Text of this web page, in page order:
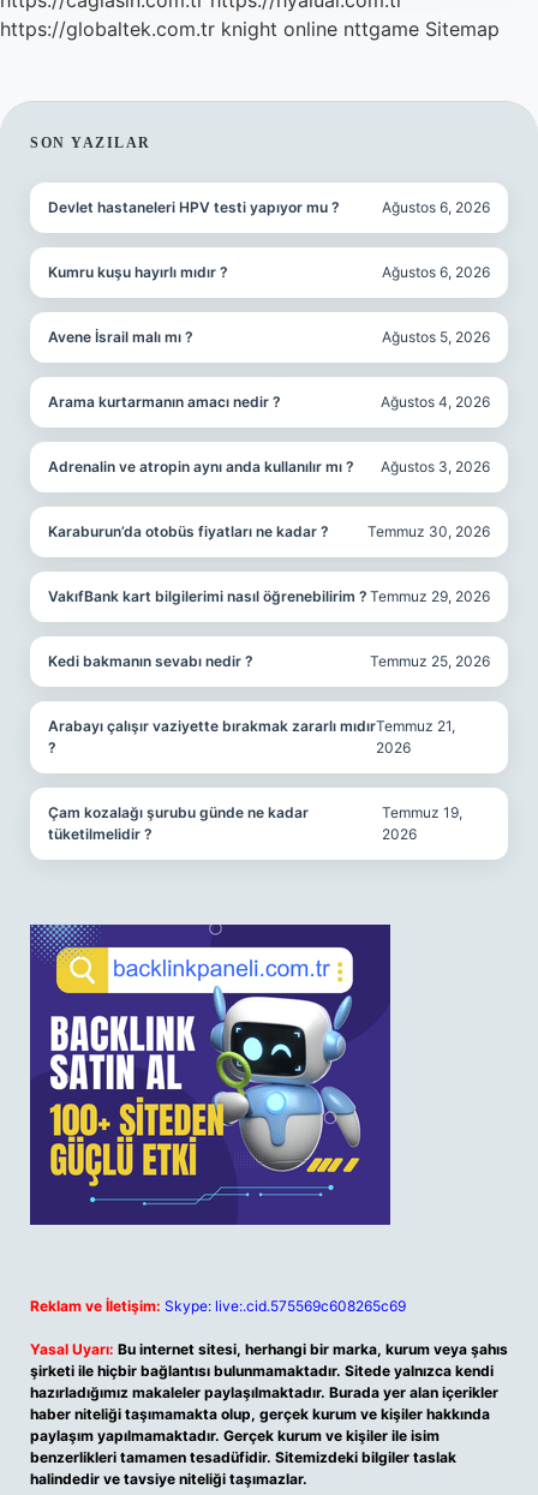
https://globaltek.com.tr knight online nttgame Sitemap
SIDEBAR
SON YAZILAR
Devlet hastaneleri HPV testi yapıyor mu ? Ağustos 6, 2026
Kumru kuşu hayırlı mıdır ? Ağustos 6, 2026
Avene İsrail malı mı ? Ağustos 5, 2026
Arama kurtarmanın amacı nedir ? Ağustos 4, 2026
Adrenalin ve atropin aynı anda kullanılır mı ? Ağustos 3, 2026
Karaburun’da otobüs fiyatları ne kadar ? Temmuz 30, 2026
VakıfBank kart bilgilerimi nasıl öğrenebilirim ? Temmuz 29, 2026
Kedi bakmanın sevabı nedir ? Temmuz 25, 2026
Arabayı çalışır vaziyette bırakmak zararlı mıdır
?
Temmuz 21,
2026
Çam kozalağı şurubu günde ne kadar
tüketilmelidir ?
Temmuz 19,
2026
Reklam ve İletişim: Skype: live:.cid.575569c608265c69
Yasal Uyarı: Bu internet sitesi, herhangi bir marka, kurum veya şahıs
şirketi ile hiçbir bağlantısı bulunmamaktadır. Sitede yalnızca kendi
hazırladığımız makaleler paylaşılmaktadır. Burada yer alan içerikler
haber niteliği taşımamakta olup, gerçek kurum ve kişiler hakkında
paylaşım yapılmamaktadır. Gerçek kurum ve kişiler ile isim
benzerlikleri tamamen tesadüfidir. Sitemizdeki bilgiler taslak
halindedir ve tavsiye niteliği taşımazlar.